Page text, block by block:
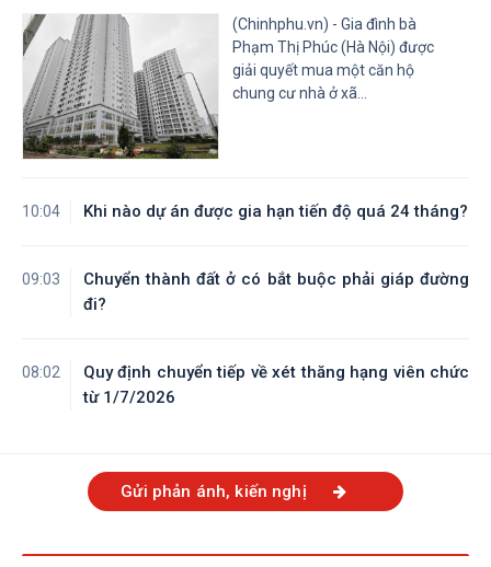
Tỉnh Thái Nguyên
Tỉnh Tây Ninh
Tỉnh Vĩnh Long
(Chinhphu.vn) - Gia đình bà
Phạm Thị Phúc (Hà Nội) được
giải quyết mua một căn hộ
chung cư nhà ở xã...
10:04 Khi nào dự án được gia hạn tiến độ quá 24 tháng?
09:03
Chuyển thành đất ở có bắt buộc phải giáp đường
đi?
08:02
Quy định chuyển tiếp về xét thăng hạng viên chức
từ 1/7/2026
Gửi phản ánh, kiến nghị